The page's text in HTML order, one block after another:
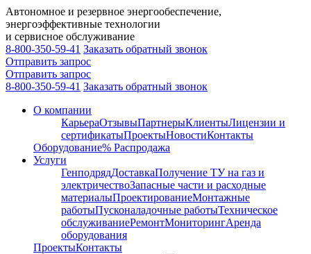
Автономное и резервное энергообеспечение,
энергоэффективные технологии
и сервисное обслуживание
8-800-350-59-41 Заказать обратный звонок
Отправить запрос
Отправить запрос
8-800-350-59-41 Заказать обратный звонок
О компании
КарьераОтзывыПартнерыКлиентыЛицензии и
сертификатыПроектыНовостиКонтакты
Оборудование% Распродажа
Услуги
ГенподрядДоставкаПолучение ТУ на газ и
электричествоЗапасные части и расходные
материалыПроектированиеМонтажные
работыПусконаладочные работыТехническое
обслуживаниеРемонтМониторингАренда
оборудования
ПроектыКонтакты